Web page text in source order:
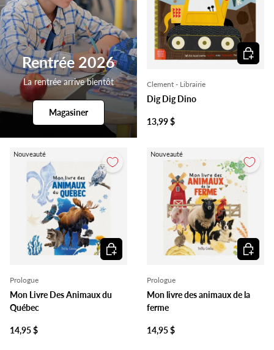
Rentrée 2026
La rentrée arrive bientôt
Magasiner
Clement - Librairie
Dig Dig Dino
13,99 $
Ajouter
Nouveauté
Prologue
Mon Livre Des Animaux du
Québec
14,95 $
Ajouter au panier
Nouveauté
Prologue
Mon livre des animaux de la
ferme
14,95 $
Ajouter